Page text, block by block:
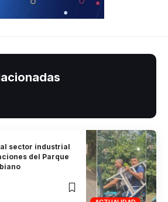
sector industrial
del Parque